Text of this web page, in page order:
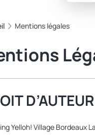
Mentions légales
Yelloh! Village Bordeaux